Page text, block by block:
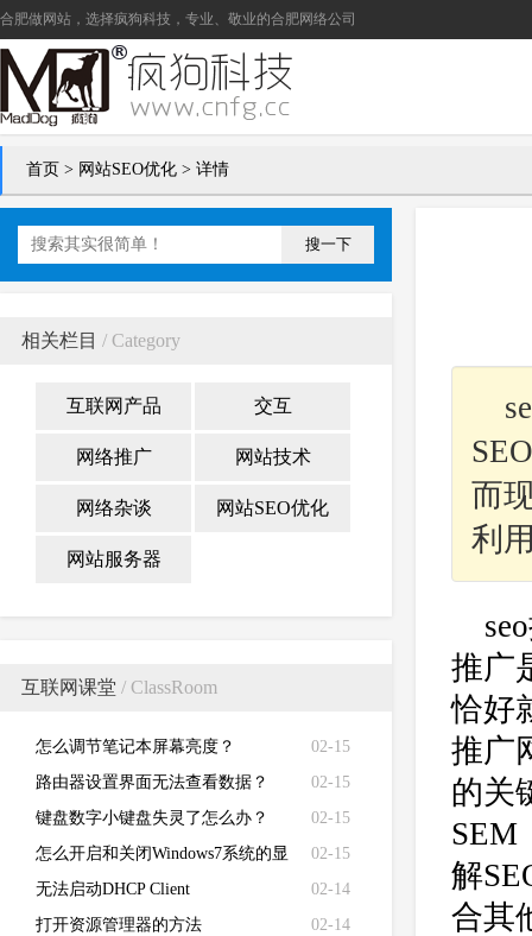
合肥做网站 ，选择疯狗科技，专业、敬业的合肥网络公司
首页 > 网站SEO优化 > 详情
搜一下
相关栏目 / Category
互联网产品 交互
网络推广 网站技术
网络杂谈 网站SEO优化
网站服务器
互联网课堂 / ClassRoom
02-15
怎么调节笔记本屏幕亮度？
02-15
路由器设置界面无法查看数据？
02-15
键盘数字小键盘失灵了怎么办？
02-15
怎么开启和关闭Windows7系统的显
卡硬件加速功能
02-14
无法启动DHCP Client
02-14
打开资源管理器的方法
而
利
推广
恰好
推广
的关
SEM
解
合其